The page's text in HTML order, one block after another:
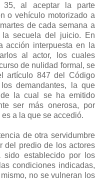
al aceptar la parte
o vehículo motorizado a
de cada semana a
la secuela del juicio. En
acción interpuesta en la
al actor, los cuales
de nulidad formal, se
artículo 847 del Código
demandantes, la que
la cual se ha emitido
ser más onerosa, por
a la que se accedió.
de otra servidumbre
del predio de los actores
establecido por los
condiciones indicadas,
no se vulneran los